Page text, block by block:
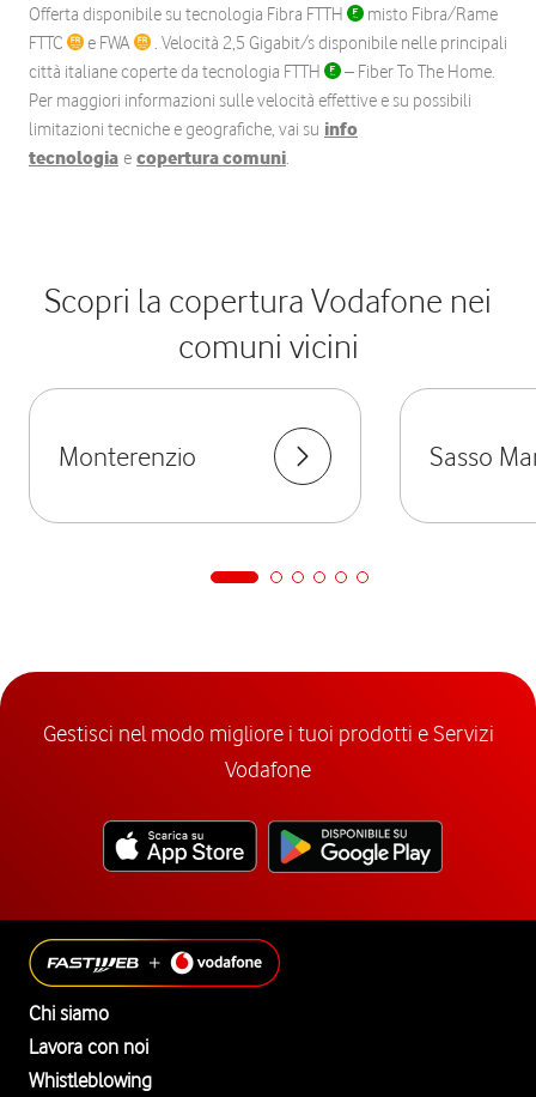
Offerta disponibile su tecnologia Fibra FTTH
misto Fibra/Rame
FTTC
e FWA
. Velocità 2,5 Gigabit/s disponibile nelle principali
città italiane coperte da tecnologia FTTH
– Fiber To The Home.
Per maggiori informazioni sulle velocità effettive e su possibili
limitazioni tecniche e geografiche, vai su info
tecnologia e copertura comuni.
Scopri la copertura Vodafone nei
comuni vicini
Monterenzio Sasso
Gestisci nel modo migliore i tuoi prodotti e Servizi
Vodafone
Chi siamo
Lavora con noi
Whistleblowing